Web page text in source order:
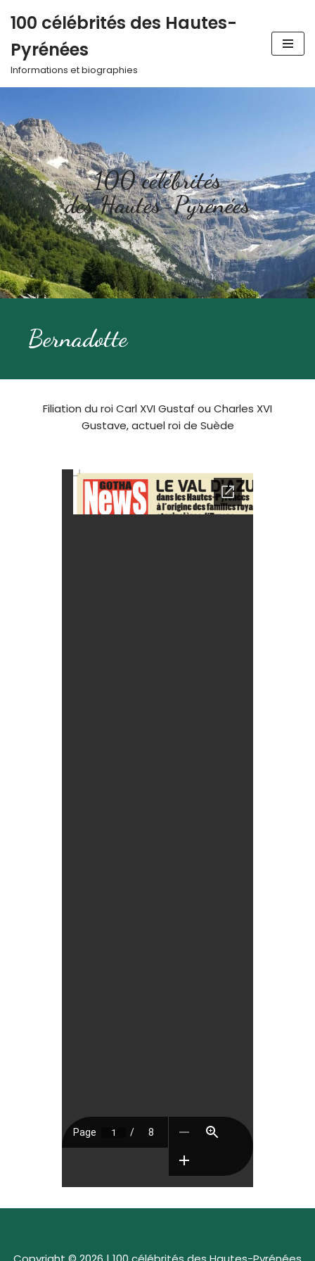
au
contenu
100 célébrités des Hautes-
Pyrénées
Informations et biographies
100 célébrités
des Hautes-Pyrénées
Bernadotte
Filiation du roi Carl XVI Gustaf ou Charles XVI
Gustave, actuel roi de Suède